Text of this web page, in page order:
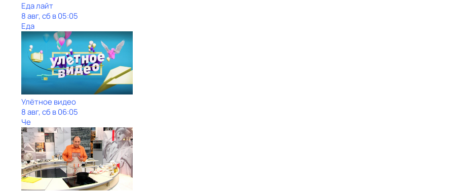
Еда лайт
8 авг, сб в 05:05
Еда
Улётное видео
8 авг, сб в 06:05
Че